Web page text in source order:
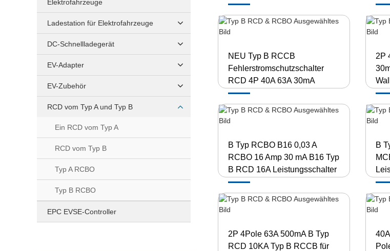
Elektrofahrzeuge
Ladestation für Elektrofahrzeuge
DC-Schnellladegerät
EV-Adapter
EV-Zubehör
RCD vom Typ A und Typ B
Ein RCD vom Typ A
RCD vom Typ B
Typ A RCBO
Typ B RCBO
EPC EVSE-Controller
NEU Typ B RCCB
Fehlerstromschutzschalter
RCD 4P 40A 63A 30mA
2P
B Typ RCBO B16 0,03 A
RCBO 16 Amp 30 mA B16 Typ
B RCD 16A Leistungsschalter
B
2P 4Pole 63A 500mA B Typ
RCD 10KA Typ B RCCB für